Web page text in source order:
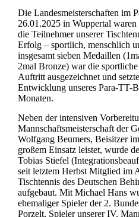
Die Landesmeisterschaften im
26.01.2025 in Wuppertal
die Teilnehmer unserer
Erfolg – sportlich, menschlich
insgesamt sieben Medaillen
2mal Bronze) war die
Auftritt ausgezeichnet und
Entwicklung unseres Para-TT-
Monaten.
Neben der intensiven
Mannschaftsmeisterschaft der
Wolfgang Beumers, Beisitzer
großem Einsatz leistet, wurde
Tobias Stiefel
seit letztem Herbst Mitglied im
Tischtennis des Deutschen
aufgebaut. Mit Michael Hans
ehemaliger Spieler der 2.
Porzelt, Spieler unserer IV.